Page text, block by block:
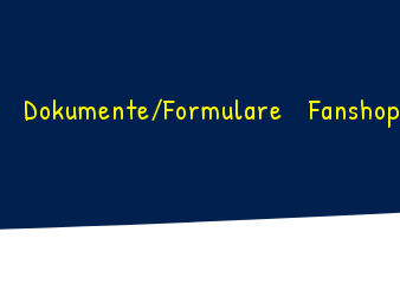
Dokumente/Formulare Fanshop